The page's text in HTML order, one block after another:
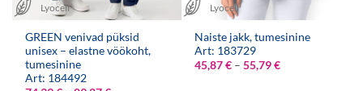
Lyocell
GREEN venivad püksid
unisex – elastne vöökoht,
tumesinine
Art: 184492
Lyocell
Naiste jakk, tumesinine
Art: 183729
45,87€ – 55,79€Hinnavahemik: